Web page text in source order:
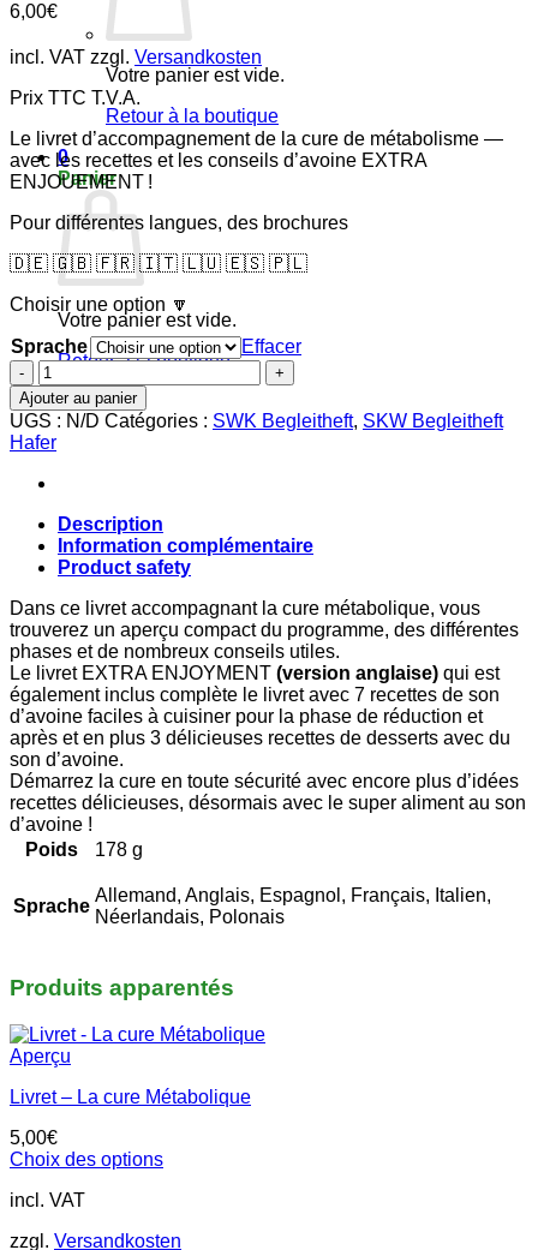
Votre panier est vide.
Retour à la boutique
0
Panier
Votre panier est vide.
Retour à la boutique
6,00€
incl. VAT zzgl. Versandkosten
Prix ​​TTC T.V.A.
Le livret d’accompagnement de la cure de métabolisme —
avec les recettes et les conseils d’avoine EXTRA
ENJOUEMENT !
Pour différentes langues, des brochures
🇩🇪 🇬🇧 🇫🇷 🇮🇹 🇱🇺 🇪🇸 🇵🇱
Choisir une option 🔽
Sprache
Effacer
quantité
de
Livret
complémentaire
–
Guérison
Ajouter au panier
UGS : N/D Catégories : SWK Begleitheft, SKW Begleitheft
Hafer
Description
Information complémentaire
Product safety
Dans ce livret accompagnant la cure métabolique, vous
trouverez un aperçu compact du programme, des différentes
phases et de nombreux conseils utiles.
Le livret EXTRA ENJOYMENT (version anglaise) qui est
également inclus complète le livret avec 7 recettes de son
d’avoine faciles à cuisiner pour la phase de réduction et
après et en plus 3 délicieuses recettes de desserts avec du
son d’avoine.
Démarrez la cure en toute sécurité avec encore plus d’idées
recettes délicieuses, désormais avec le super aliment au son
d’avoine !
Poids
178 g
Sprache
Allemand, Anglais, Espagnol, Français, Italien,
Néerlandais, Polonais
Produits apparentés
Aperçu
Livret – La cure Métabolique
5,00€
Choix des options
produit
plusieurs
incl. VAT
zzgl. Versandkosten